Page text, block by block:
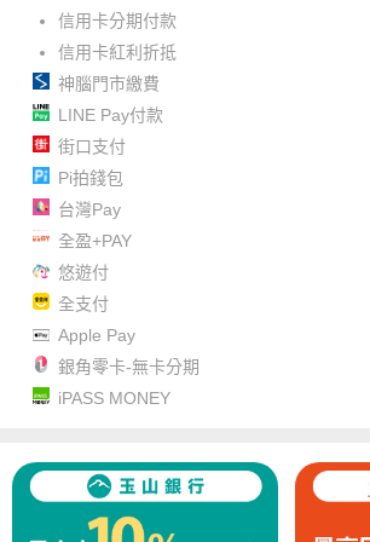
信用卡分期付款
信用卡紅利折抵
神腦門市繳費
LINE Pay付款
街口支付
Pi拍錢包
台灣Pay
全盈+PAY
悠遊付
全支付
Apple Pay
銀角零卡-無卡分期
iPASS MONEY